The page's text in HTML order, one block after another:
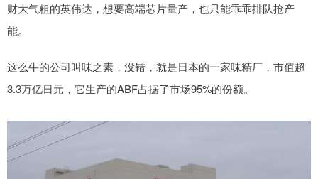
财大气粗的英伟达，想要高端芯片量产，也只能乖乖排队抢产
能。
这么牛的公司叫味之素，没错，就是日本的一家味精厂，市值超
3.3万亿日元，它生产的ABF占据了市场95%的份额。